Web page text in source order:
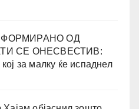
ОД
СЕ ОНЕСВЕСТИВ:
за малку ќе испаднел